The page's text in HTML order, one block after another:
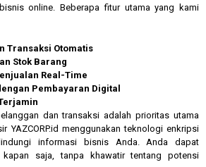
online. Beberapa fitur utama yang kami
Transaksi Otomatis
Stok Barang
Real-Time
Pembayaran Digital
dan transaksi adalah prioritas utama
YAZCORP.id menggunakan teknologi enkripsi
informasi bisnis Anda. Anda dapat
kapan saja, tanpa khawatir tentang potensi